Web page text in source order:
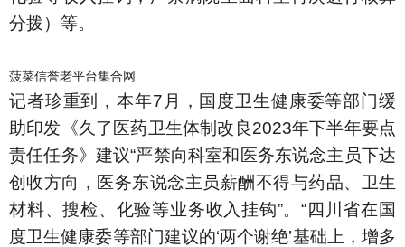
分拨）等。
菠菜信誉老平台集合网
记者珍重到，本年7月，国度卫生健康委等部门缓
助印发《久了医药卫生体制改良2023年下半年要点
责任任务》建议“严禁向科室和医务东说念主员下达
创收方向，医务东说念主员薪酬不得与药品、卫生
材料、搜检、化验等业务收入挂钩”。“四川省在国
度卫生健康委等部门建议的‘两个谢绝’基础上，增多